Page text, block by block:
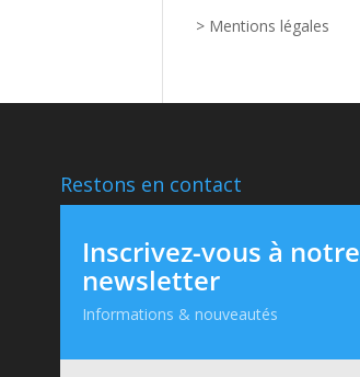
> Mentions légales
Restons en contact
Inscrivez-vous à notre
newsletter
Informations & nouveautés